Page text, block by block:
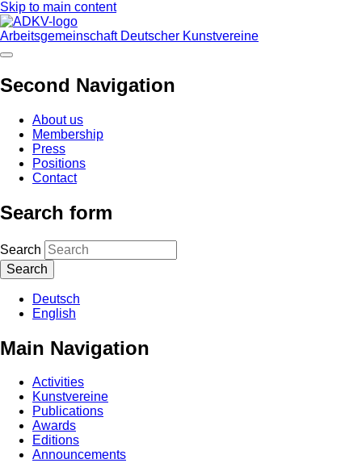
Skip to main content
Arbeitsgemeinschaft Deutscher Kunstvereine
Second Navigation
About us
Membership
Press
Positions
Contact
Search form
Search
Deutsch
English
Main Navigation
Activities
Kunstvereine
Publications
Awards
Editions
Announcements